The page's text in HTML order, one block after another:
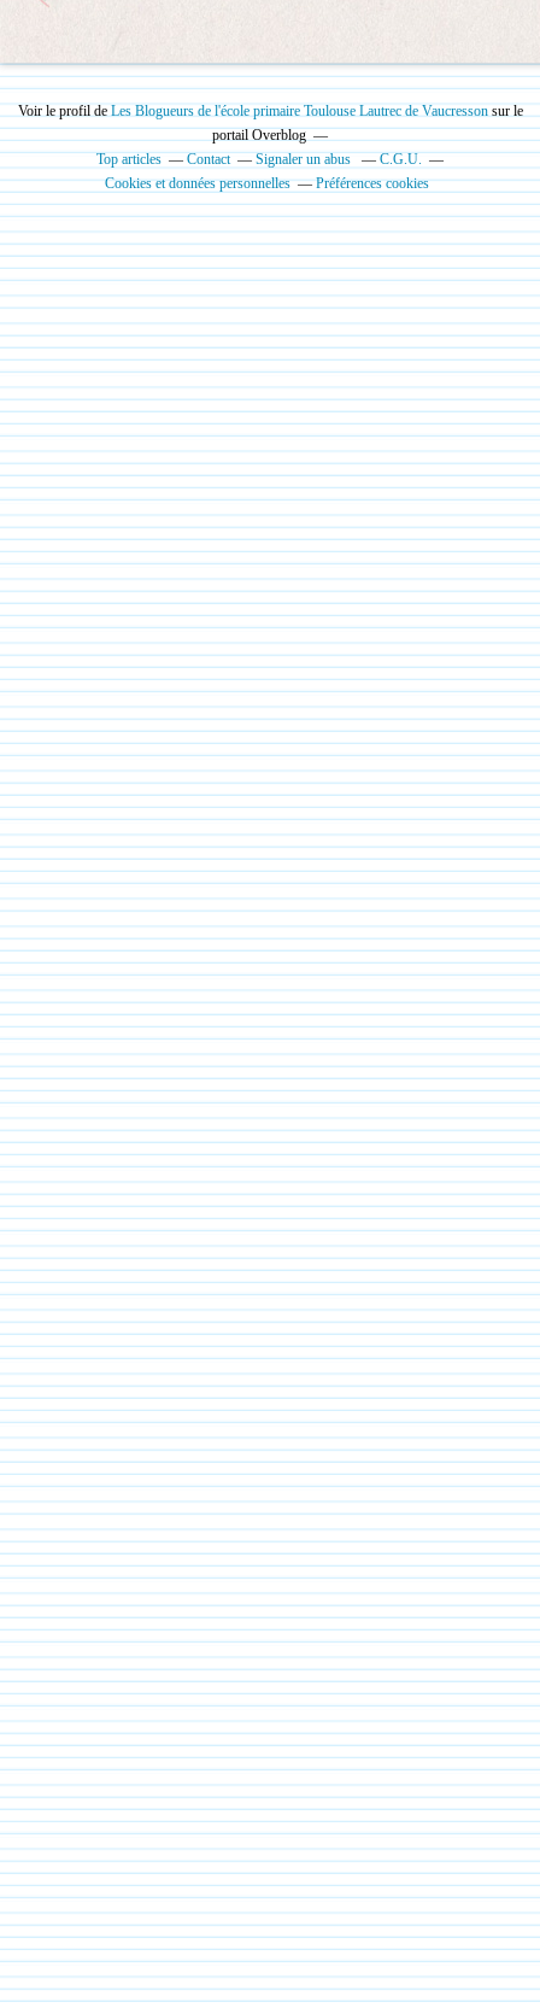
Voir le profil de Les Blogueurs de l'école primaire Toulouse Lautrec de Vaucressonsur le
portail Overblog
Top articles
Contact Signaler un abus
C.G.U.
Cookies et données personnelles
Préférences cookies